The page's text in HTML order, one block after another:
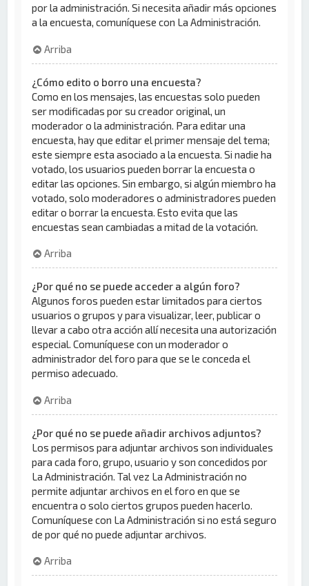
por la administración. Si necesita añadir más opciones
a la encuesta, comuníquese con La Administración.
Arriba
¿Cómo edito o borro una encuesta?
Como en los mensajes, las encuestas solo pueden
ser modificadas por su creador original, un
moderador o la administración. Para editar una
encuesta, hay que editar el primer mensaje del tema;
este siempre esta asociado a la encuesta. Si nadie ha
votado, los usuarios pueden borrar la encuesta o
editar las opciones. Sin embargo, si algún miembro ha
votado, solo moderadores o administradores pueden
editar o borrar la encuesta. Esto evita que las
encuestas sean cambiadas a mitad de la votación.
Arriba
¿Por qué no se puede acceder a algún foro?
Algunos foros pueden estar limitados para ciertos
usuarios o grupos y para visualizar, leer, publicar o
llevar a cabo otra acción allí necesita una autorización
especial. Comuníquese con un moderador o
administrador del foro para que se le conceda el
permiso adecuado.
Arriba
¿Por qué no se puede añadir archivos adjuntos?
Los permisos para adjuntar archivos son individuales
para cada foro, grupo, usuario y son concedidos por
La Administración. Tal vez La Administración no
permite adjuntar archivos en el foro en que se
encuentra o solo ciertos grupos pueden hacerlo.
Comuníquese con La Administración si no está seguro
de por qué no puede adjuntar archivos.
Arriba